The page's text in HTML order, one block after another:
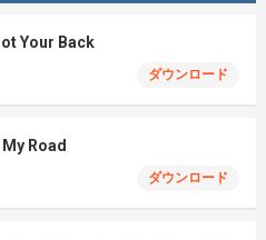
Your Back
ダウンロード
Road
ダウンロード